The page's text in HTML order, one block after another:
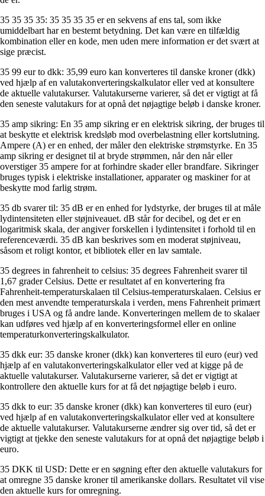
35 35 35 35: 35 35 35 35 er en sekvens af ens tal, som ikke
umiddelbart har en bestemt betydning. Det kan være en tilfældig
kombination eller en kode, men uden mere information er det svært at
sige præcist.
35 99 eur to dkk: 35,99 euro kan konverteres til danske kroner (dkk)
ved hjælp af en valutakonverteringskalkulator eller ved at konsultere
de aktuelle valutakurser. Valutakurserne varierer, så det er vigtigt at få
den seneste valutakurs for at opnå det nøjagtige beløb i danske kroner.
35 amp sikring: En 35 amp sikring er en elektrisk sikring, der bruges til
at beskytte et elektrisk kredsløb mod overbelastning eller kortslutning.
Ampere (A) er en enhed, der måler den elektriske strømstyrke. En 35
amp sikring er designet til at bryde strømmen, når den når eller
overstiger 35 ampere for at forhindre skader eller brandfare. Sikringer
bruges typisk i elektriske installationer, apparater og maskiner for at
beskytte mod farlig strøm.
35 db svarer til: 35 dB er en enhed for lydstyrke, der bruges til at måle
lydintensiteten eller støjniveauet. dB står for decibel, og det er en
logaritmisk skala, der angiver forskellen i lydintensitet i forhold til en
referenceværdi. 35 dB kan beskrives som en moderat støjniveau,
såsom et roligt kontor, et bibliotek eller en lav samtale.
35 degrees in fahrenheit to celsius: 35 degrees Fahrenheit svarer til
1,67 grader Celsius. Dette er resultatet af en konvertering fra
Fahrenheit-temperaturskalaen til Celsius-temperaturskalaen. Celsius er
den mest anvendte temperaturskala i verden, mens Fahrenheit primært
bruges i USA og få andre lande. Konverteringen mellem de to skalaer
kan udføres ved hjælp af en konverteringsformel eller en online
temperaturkonverteringskalkulator.
35 dkk eur: 35 danske kroner (dkk) kan konverteres til euro (eur) ved
hjælp af en valutakonverteringskalkulator eller ved at kigge på de
aktuelle valutakurser. Valutakurserne varierer, så det er vigtigt at
kontrollere den aktuelle kurs for at få det nøjagtige beløb i euro.
35 dkk to eur: 35 danske kroner (dkk) kan konverteres til euro (eur)
ved hjælp af en valutakonverteringskalkulator eller ved at konsultere
de aktuelle valutakurser. Valutakurserne ændrer sig over tid, så det er
vigtigt at tjekke den seneste valutakurs for at opnå det nøjagtige beløb i
euro.
35 DKK til USD: Dette er en søgning efter den aktuelle valutakurs for
at omregne 35 danske kroner til amerikanske dollars. Resultatet vil vise
den aktuelle kurs for omregning.